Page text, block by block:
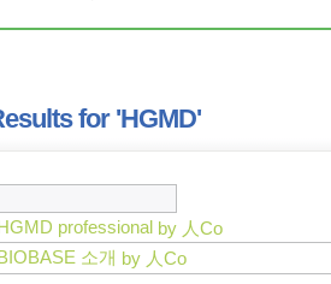
for 'HGMD'
professional by 人Co
소개 by 人Co